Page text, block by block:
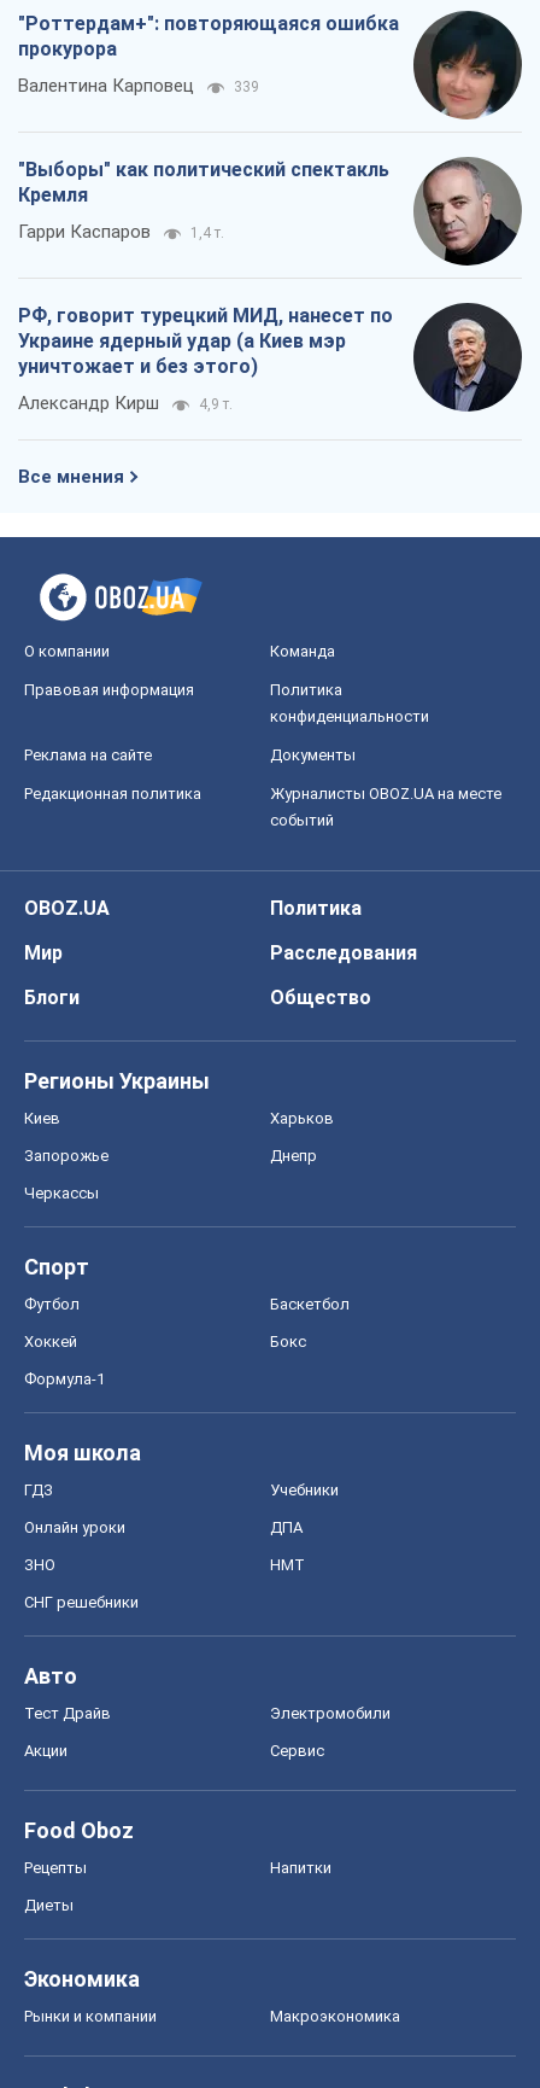
"Роттердам+": повторяющаяся ошибка
прокурора
Валентина Карповец 339
"Выборы" как политический спектакль
Кремля
Гарри Каспаров 1,4 т.
РФ, говорит турецкий МИД, нанесет по
Украине ядерный удар (а Киев мэр
уничтожает и без этого)
Александр Кирш 4,9 т.
Все мнения
О компании Команда
Правовая информация
Политика
конфиденциальности
Реклама на сайте Документы
Редакционная политика
Журналисты OBOZ.UA на месте
событий
OBOZ.UA
Политика
Мир
Расследования
Блоги
Общество
Регионы Украины
Киев Харьков
Запорожье Днепр
Черкассы
Спорт
Футбол Баскетбол
Хоккей Бокс
Формула-1
Моя школа
ГДЗ Учебники
Онлайн уроки ДПА
ЗНО НМТ
СНГ решебники
Авто
Тест Драйв Электромобили
Акции Сервис
Food Oboz
Рецепты Напитки
Диеты
Экономика
Рынки и компании Mакроэкономика